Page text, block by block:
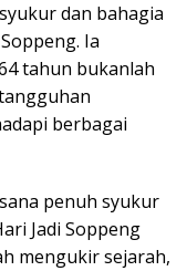
dan bahagia
Ia
tahun bukanlah
berbagai
penuh syukur
Jadi Soppeng
mengukir sejarah,